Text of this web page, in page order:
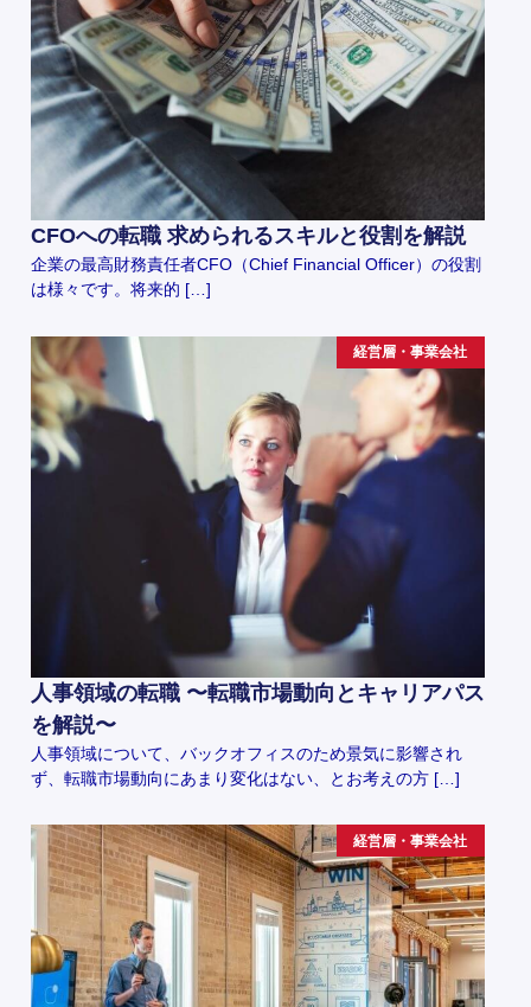
CFOへの転職 求められるスキルと役割を解説
企業の最高財務責任者CFO（Chief Financial Officer）の役割
は様々です。将来的 […]
経営層・事業会社
人事領域の転職 〜転職市場動向とキャリアパス
を解説〜
人事領域について、バックオフィスのため景気に影響され
ず、転職市場動向にあまり変化はない、とお考えの方 […]
経営層・事業会社